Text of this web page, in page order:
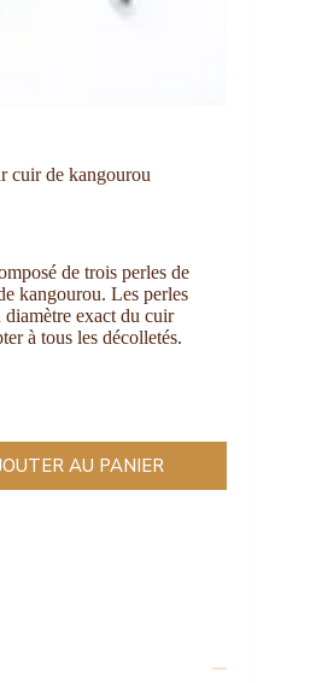
cuir de kangourou
de trois perles de
kangourou. Les perles
diamètre exact du cuir
à tous les décolletés.
AU PANIER